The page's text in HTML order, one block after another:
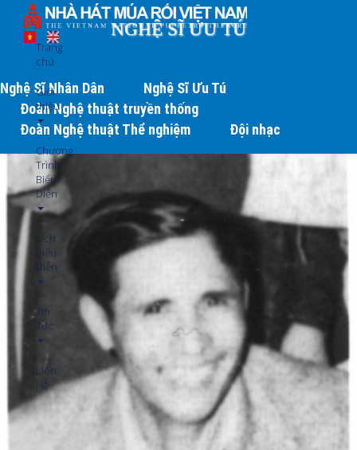
Trang
chủ
Giới
thiệu
Chương
Trình
Biểu
Diễn
Lịch
Biểu
Diễn
Tin
Tức
Liên
Hệ
NGHỆ SĨ ƯU TÚ
Nghệ Sĩ Nhân Dân
Nghệ Sĩ Ưu Tú
Đoàn Nghệ thuật truyền thống
Đoàn Nghệ thuật Thể nghiệm
Đội nhạc